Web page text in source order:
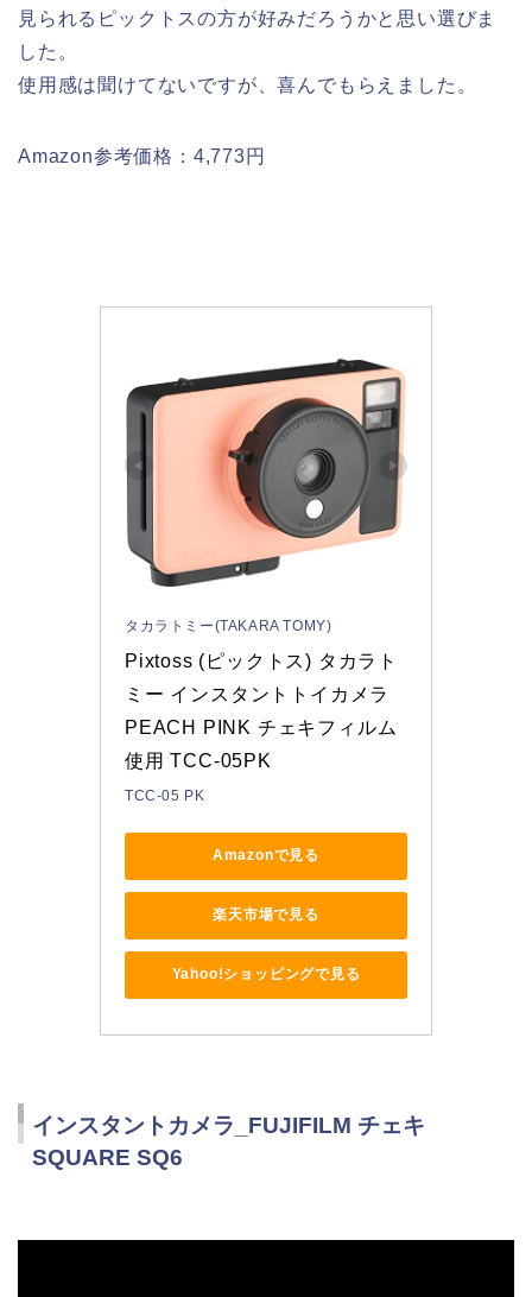
見られるピックトスの方が好みだろうかと思い選びま
した。
使用感は聞けてないですが、喜んでもらえました。
Amazon参考価格：4,773円
タカラトミー(TAKARA TOMY)
Pixtoss (ピックトス) タカラト
ミー インスタントトイカメラ
PEACH PINK チェキフィルム
使用 TCC-05PK
TCC-05 PK
Amazonで見る
楽天市場で見る
Yahoo!ショッピングで見る
インスタントカメラ_FUJIFILM チェキ
SQUARE SQ6